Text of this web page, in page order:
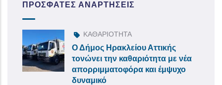
ΠΡΌΣΦΑΤΕΣ ΑΝΑΡΤΉΣΕΙΣ
ΚΑΘΑΡΙΟΤΗΤΑ
Ο Δήμος Ηρακλείου Αττικής
τονώνει την καθαριότητα με νέα
απορριμματοφόρα και έμψυχο
δυναμικό